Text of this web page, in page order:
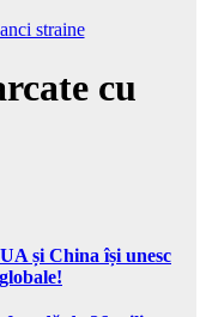
cu
și China își unesc